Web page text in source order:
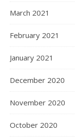
March 2021
February 2021
January 2021
December 2020
November 2020
October 2020